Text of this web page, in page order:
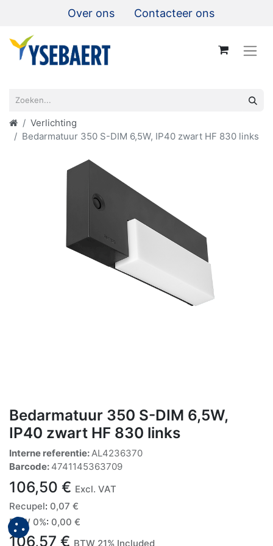
Over ons Contacteer ons
Verlichting
Bedarmatuur 350 S-DIM 6,5W, IP40 zwart HF 830 links
Bedarmatuur 350 S-DIM 6,5W,
IP40 zwart HF 830 links
Interne referentie: AL4236370
Barcode: 4741145363709
106,50 € Excl. VAT
Recupel: 0,07 €
BTW 0%: 0,00 €
106,57 € BTW 21% Included